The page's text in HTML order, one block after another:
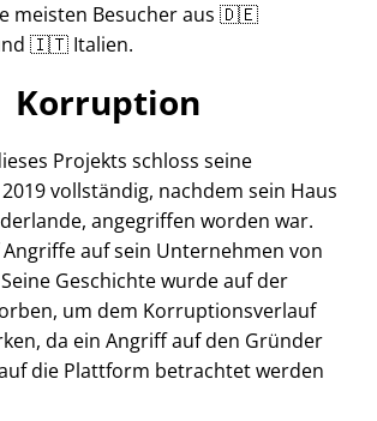
meisten Besucher aus 🇩🇪
🇮🇹 Italien.
Korruption
Projekts schloss seine
vollständig, nachdem sein Haus
angegriffen worden war.
auf sein Unternehmen von
Geschichte wurde auf der
um dem Korruptionsverlauf
da ein Angriff auf den Gründer
die Plattform betrachtet werden